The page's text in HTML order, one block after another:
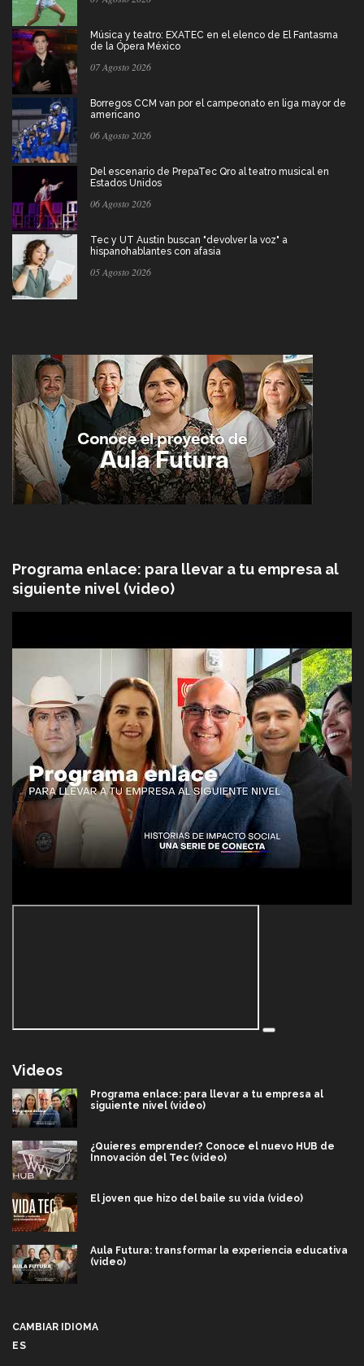
Música y teatro: EXATEC en el elenco de El Fantasma
de la Ópera México
07 Agosto 2026
Borregos CCM van por el campeonato en liga mayor de
americano
06 Agosto 2026
Del escenario de PrepaTec Qro al teatro musical en
Estados Unidos
06 Agosto 2026
Tec y UT Austin buscan "devolver la voz" a
hispanohablantes con afasia
05 Agosto 2026
Programa enlace: para llevar a tu empresa al
siguiente nivel (video)
Videos
Programa enlace: para llevar a tu empresa al
siguiente nivel (video)
¿Quieres emprender? Conoce el nuevo HUB de
Innovación del Tec (video)
El joven que hizo del baile su vida (video)
Aula Futura: transformar la experiencia educativa
(video)
CAMBIAR IDIOMA
ES